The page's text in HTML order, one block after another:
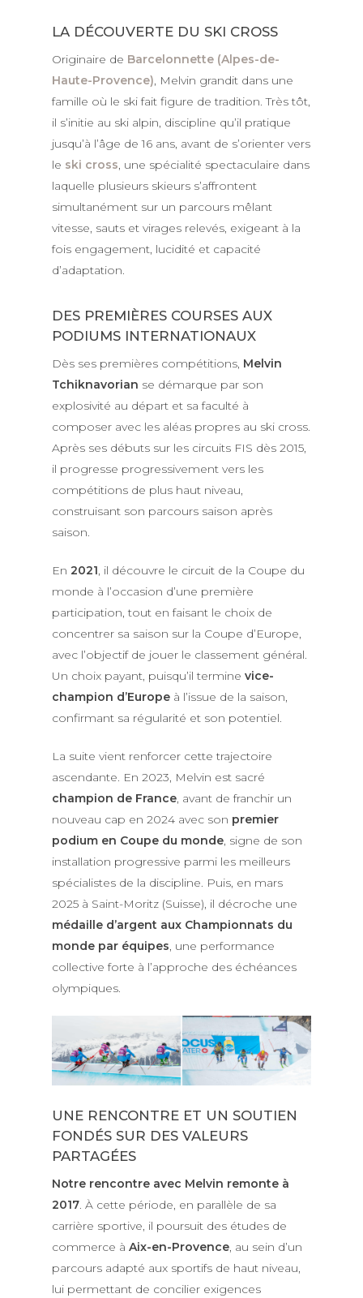
LA DÉCOUVERTE DU SKI CROSS
Originaire de Barcelonnette (Alpes-de-
Haute-Provence), Melvin grandit dans une
famille où le ski fait figure de tradition. Très tôt,
il s’initie au ski alpin, discipline qu’il pratique
jusqu’à l’âge de 16 ans, avant de s’orienter vers
le ski cross, une spécialité spectaculaire dans
laquelle plusieurs skieurs s’affrontent
simultanément sur un parcours mêlant
vitesse, sauts et virages relevés, exigeant à la
fois engagement, lucidité et capacité
d’adaptation.
DES PREMIÈRES COURSES AUX
PODIUMS INTERNATIONAUX
Dès ses premières compétitions, Melvin
Tchiknavorian se démarque par son
explosivité au départ et sa faculté à
composer avec les aléas propres au ski cross.
Après ses débuts sur les circuits FIS dès 2015,
il progresse progressivement vers les
compétitions de plus haut niveau,
construisant son parcours saison après
saison.
En 2021, il découvre le circuit de la Coupe du
monde à l’occasion d’une première
participation, tout en faisant le choix de
concentrer sa saison sur la Coupe d’Europe,
avec l’objectif de jouer le classement général.
Un choix payant, puisqu’il termine vice-
champion d’Europe à l’issue de la saison,
confirmant sa régularité et son potentiel.
La suite vient renforcer cette trajectoire
ascendante. En 2023, Melvin est sacré
champion de France, avant de franchir un
nouveau cap en 2024 avec son premier
podium en Coupe du monde, signe de son
installation progressive parmi les meilleurs
spécialistes de la discipline. Puis, en mars
2025 à Saint-Moritz (Suisse), il décroche une
médaille d’argent aux Championnats du
monde par équipes, une performance
collective forte à l’approche des échéances
olympiques.
UNE RENCONTRE ET UN SOUTIEN
FONDÉS SUR DES VALEURS
PARTAGÉES
Notre rencontre avec Melvin remonte à
2017. À cette période, en parallèle de sa
carrière sportive, il poursuit des études de
commerce à Aix-en-Provence, au sein d’un
parcours adapté aux sportifs de haut niveau,
lui permettant de concilier exigences